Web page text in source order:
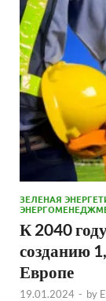
ЗЕЛЕНАЯ
К 2040
созданию
Европе
19.01.2024 - by